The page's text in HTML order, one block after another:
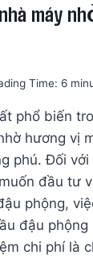
máy
Time: 6
phổ biến
hương vị
phú. Đối với
đầu tư
phộng,
đậu phộng
chi phí là